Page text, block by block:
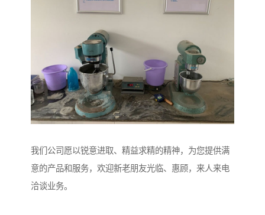
我们公司愿以锐意进取、精益求精的精神，为您提供满
意的产品和服务，欢迎新老朋友光临、惠顾，来人来电
洽谈业务。